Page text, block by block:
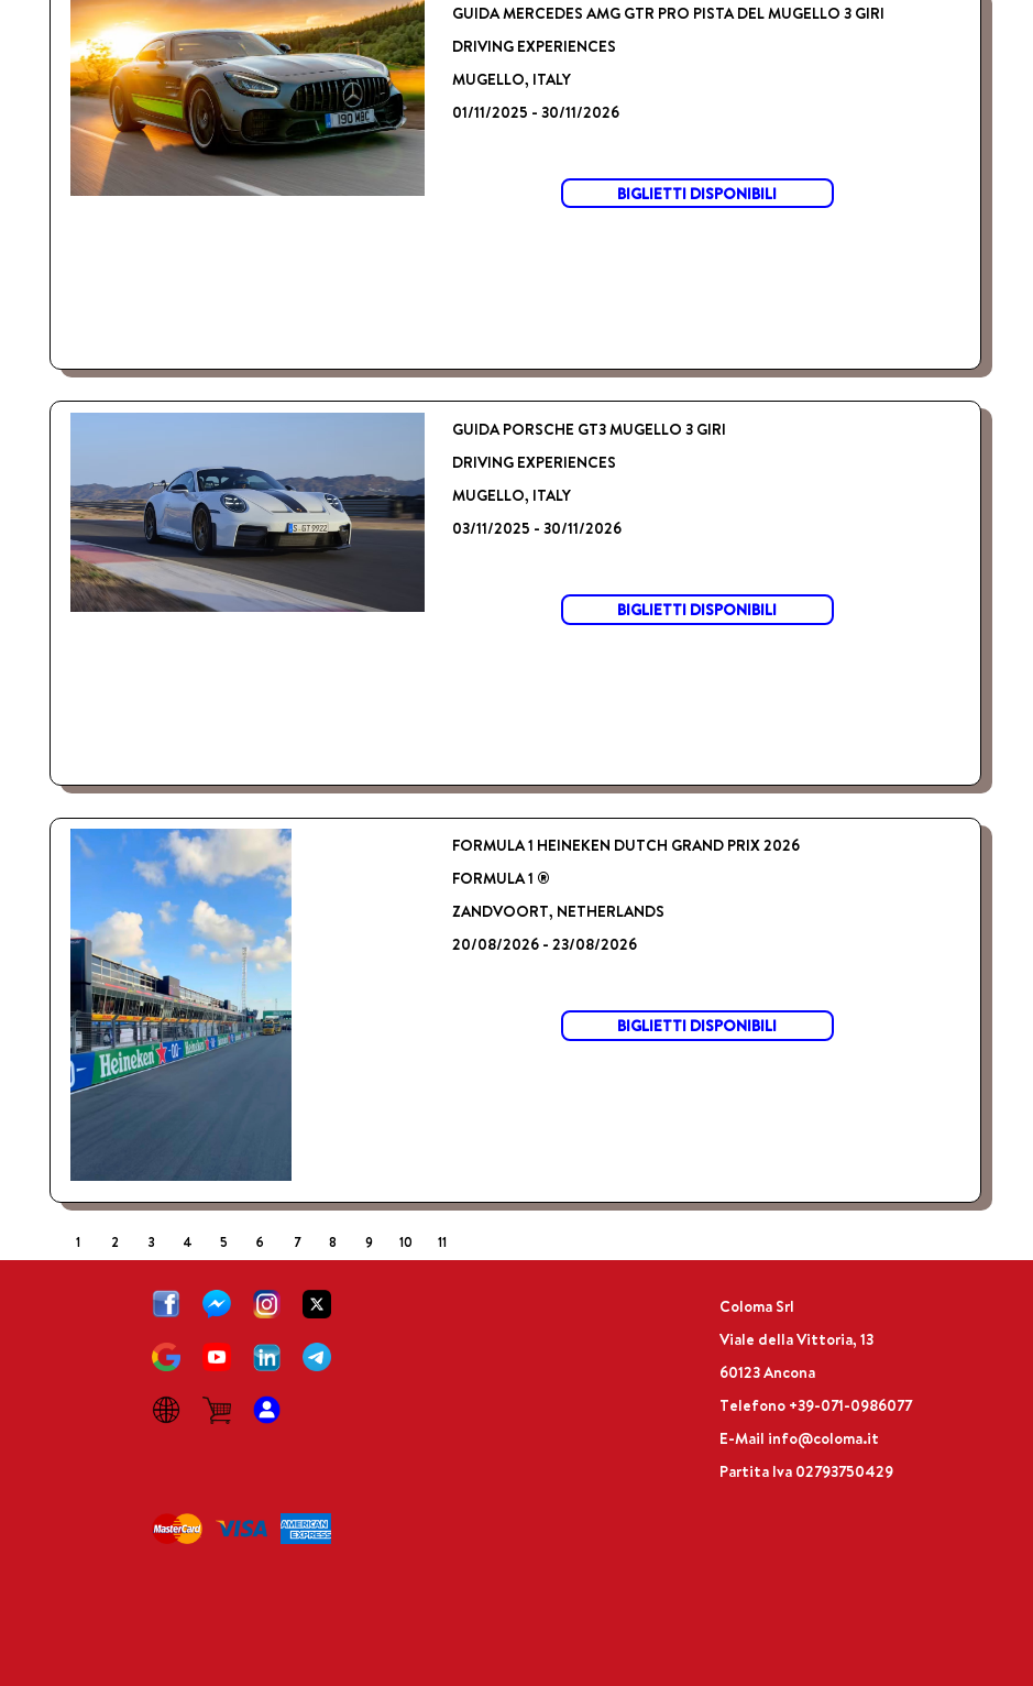
GUIDA MERCEDES AMG GTR PRO PISTA DEL MUGELLO 3 GIRI
DRIVING EXPERIENCES
MUGELLO, ITALY
01/11/2025 - 30/11/2026
BIGLIETTI DISPONIBILI
GUIDA PORSCHE GT3 MUGELLO 3 GIRI
DRIVING EXPERIENCES
MUGELLO, ITALY
03/11/2025 - 30/11/2026
BIGLIETTI DISPONIBILI
FORMULA 1 HEINEKEN DUTCH GRAND PRIX 2026
FORMULA 1 ®
ZANDVOORT, NETHERLANDS
20/08/2026 - 23/08/2026
BIGLIETTI DISPONIBILI
1 2 3 4 5 6 7 8 9 10 11
Coloma Srl
Viale della Vittoria, 13
60123 Ancona
Telefono +39-071-0986077
E-Mail info@coloma.it
Partita Iva 02793750429